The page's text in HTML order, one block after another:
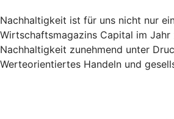
Nachhaltigkeit ist für uns nicht nur
Wirtschaftsmagazins Capital im Jahr
Nachhaltigkeit zunehmend unter
Werteorientiertes Handeln und